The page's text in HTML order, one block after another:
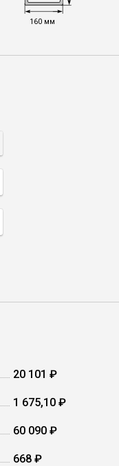
160 мм
20 101 ₽
1 675,10 ₽
60 090 ₽
668 ₽